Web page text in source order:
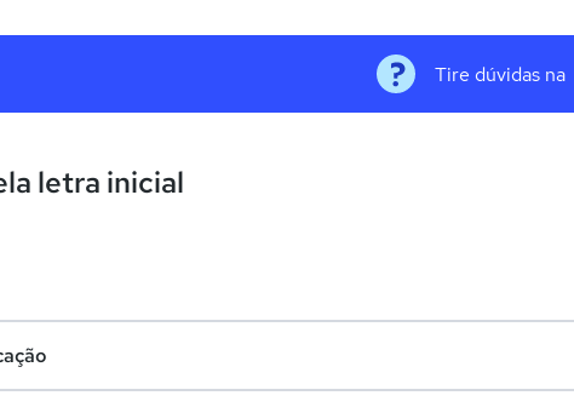
Tire dúvidas na
letra inicial